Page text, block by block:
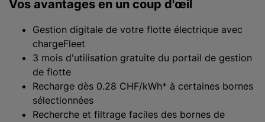
Vos avantages en un coup d'œil
Gestion digitale de votre flotte électrique avec
chargeFleet
3 mois d'utilisation gratuite du portail de gestion
de flotte
Recharge dès 0.28 CHF/kWh* à certaines bornes
sélectionnées
Recherche et filtrage faciles des bornes de